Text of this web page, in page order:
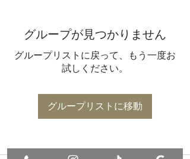
グループが見つかりません
グループリストに戻って、もう一度お
試しください。
グループリストに移動